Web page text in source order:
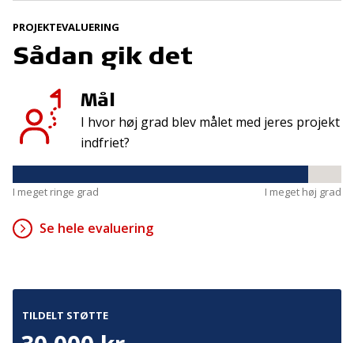
PROJEKTEVALUERING
Sådan gik det
Mål
I hvor høj grad blev målet med jeres projekt
indfriet?
I meget ringe grad I meget høj grad
Se hele evaluering
TILDELT STØTTE
Kontakt
TrygFonden
T:45 26 08 00
info@trygfonden.dk
T:45 26 08 26
Denmark